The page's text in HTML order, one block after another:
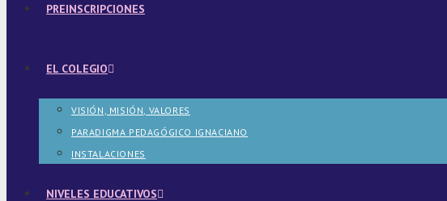
PREINSCRIPCIONES
EL COLEGIO
VISIÓN, MISIÓN, VALORES
PARADIGMA PEDAGÓGICO IGNACIANO
INSTALACIONES
NIVELES EDUCATIVOS